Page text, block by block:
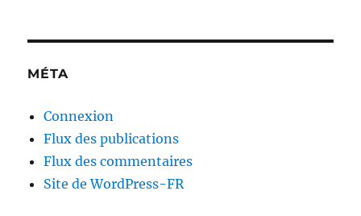
MÉTA
Connexion
Flux des publications
Flux des commentaires
Site de WordPress-FR